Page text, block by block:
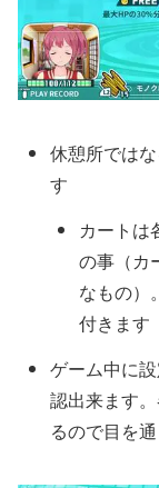
休憩所では
す
カートは
の事（カ
なもの）
付きます
ゲーム中に
認出来ます
るので目を